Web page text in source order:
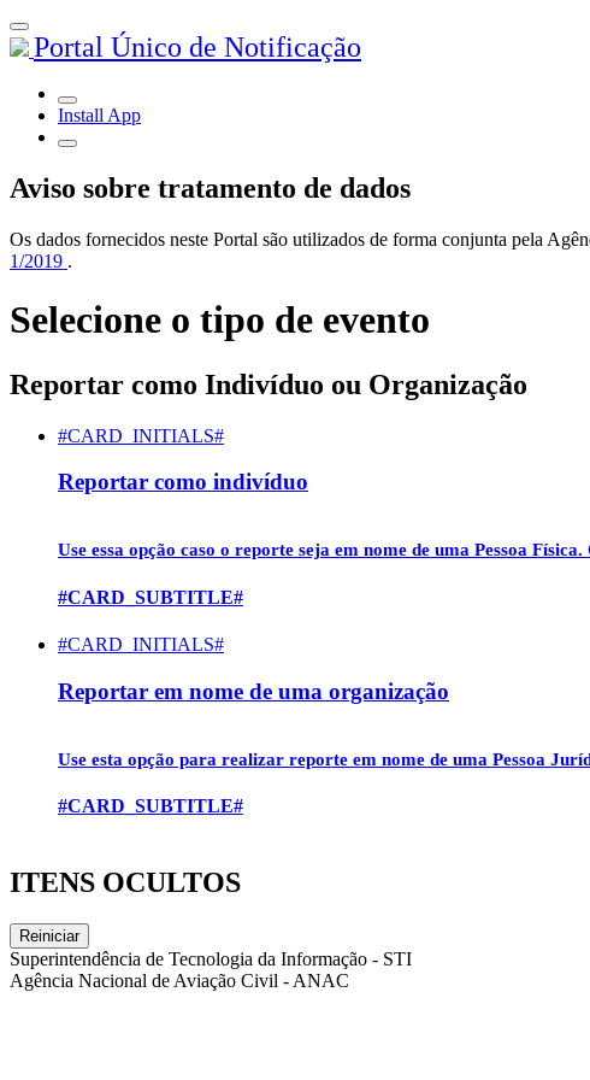
Portal Único de Notificação
Install App
Aviso sobre tratamento de dados
Os dados fornecidos neste Portal são utilizados de forma conjunta pela
1/2019 .
Selecione o tipo de evento
Reportar como Indivíduo ou Organização
#CARD_INITIALS#
Reportar como indivíduo
Use essa opção caso o reporte seja em nome de uma Pessoa Física.
#CARD_SUBTITLE#
#CARD_INITIALS#
Reportar em nome de uma organização
Use esta opção para realizar reporte em nome de uma Pessoa
#CARD_SUBTITLE#
ITENS OCULTOS
Reiniciar
Superintendência de Tecnologia da Informação - STI
Agência Nacional de Aviação Civil - ANAC